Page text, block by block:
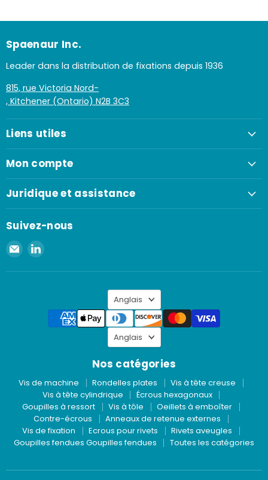
Spaenaur Inc.
Leader dans la distribution de fixations depuis 1936
815, rue Victoria Nord-
, Kitchener (Ontario) N2B 3C3
Liens utiles
Mon compte
Juridique et assistance
Suivez-nous
Envoyer
un
e-
Spaenaur
Retrouvez-
sur
Langue
Anglais
Nos catégories
Vis de machine Rondelles plates
Vis à tête creuse
Vis à tête cylindrique
Écrous hexagonaux
Goupilles à ressort
Vis à tôle
Oeillets à emboîter
Contre-écrous
Anneaux de retenue externes
Vis de fixation
Ecrous pour rivets
Rivets aveugles
Goupilles fendues Goupilles fendues
Toutes les catégories
Langue
Anglais